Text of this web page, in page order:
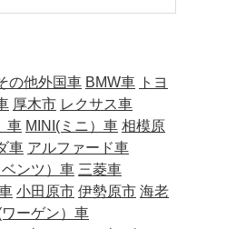
の他外国車 BMW車 トヨ
厚木市 レクサス車
車 MINI(ミニ）車 相模原
車 アルファード車
ンツ）車 三菱車
小田原市 伊勢原市 海老
ーゲン）車